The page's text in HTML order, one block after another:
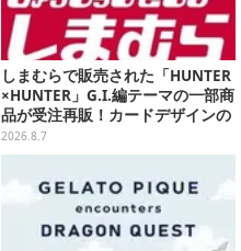
しまむらで販売された「HUNTER
×HUNTER」G.I.編テーマの一部商
品が受注再販！カードデザインの
キーホルダーや、キルアたちのセ
リフ付ソックスなど
2026.8.7